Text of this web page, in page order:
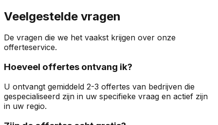
Veelgestelde vragen
De vragen die we het vaakst krijgen over onze
offerteservice.
Hoeveel offertes ontvang ik?
U ontvangt gemiddeld 2-3 offertes van bedrijven die
gespecialiseerd zijn in uw specifieke vraag en actief zijn
in uw regio.